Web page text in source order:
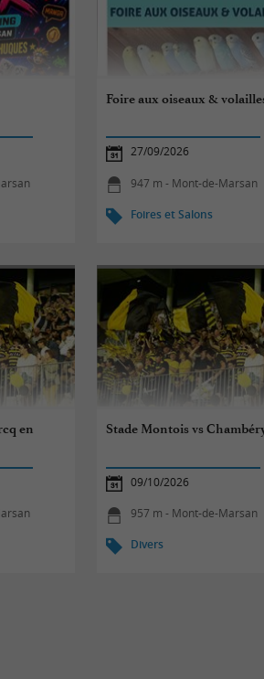
Foire aux oiseaux &
27/09/2026
947 m - Mont-de-Marsan
Foires et Salons
en
Stade Montois vs
09/10/2026
957 m - Mont-de-Marsan
Divers